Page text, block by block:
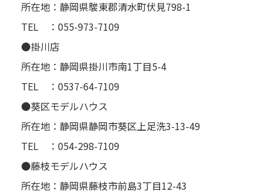
所在地：静岡県駿東郡清水町伏見798-1
TEL ：055-973-7109
●掛川店
所在地：静岡県掛川市南1丁目5-4
TEL ：0537-64-7109
●葵区モデルハウス
所在地：静岡県静岡市葵区上足洗3-13-49
TEL ：054-298-7109
●藤枝モデルハウス
所在地：静岡県藤枝市前島3丁目12-43